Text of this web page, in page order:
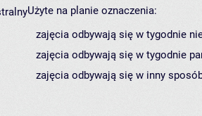
Użyte na planie oznaczenia:
zajęcia odbywają się w tygodnie
zajęcia odbywają się w tygodnie
zajęcia odbywają się w inny